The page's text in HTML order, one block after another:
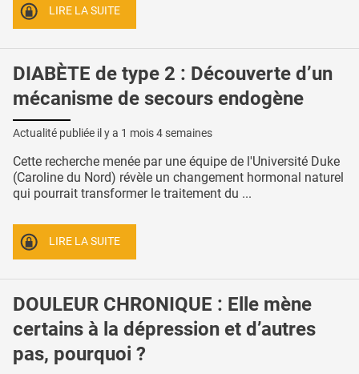
LIRE LA SUITE
DIABÈTE de type 2 : Découverte d’un
mécanisme de secours endogène
Actualité publiée il y a 1 mois 4 semaines
Cette recherche menée par une équipe de l'Université Duke
(Caroline du Nord) révèle un changement hormonal naturel
qui pourrait transformer le traitement du ...
LIRE LA SUITE
DOULEUR CHRONIQUE : Elle mène
certains à la dépression et d’autres
pas, pourquoi ?